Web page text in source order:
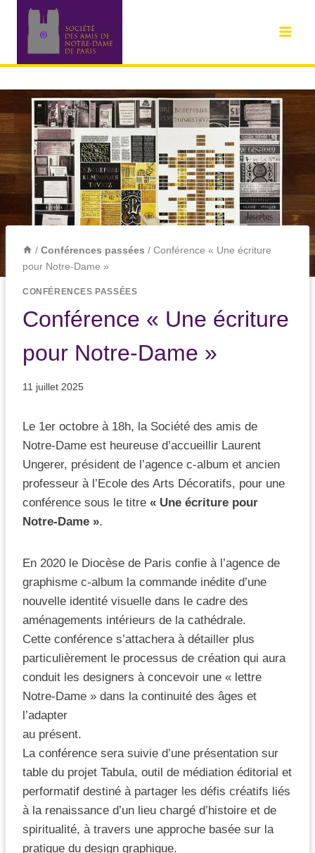
/ Conférences passées / Conférence « Une écriture
pour Notre-Dame »
CONFÉRENCES PASSÉES
Conférence « Une écriture
pour Notre-Dame »
11 juillet 2025
Le 1er octobre à 18h, la Société des amis de
Notre-Dame est heureuse d’accueillir Laurent
Ungerer, président de l’agence c-album et ancien
professeur à l’Ecole des Arts Décoratifs, pour une
conférence sous le titre « Une écriture pour
Notre-Dame ».
En 2020 le Diocèse de Paris confie à l’agence de
graphisme c-album la commande inédite d’une
nouvelle identité visuelle dans le cadre des
aménagements intérieurs de la cathédrale.
Cette conférence s’attachera à détailler plus
particulièrement le processus de création qui aura
conduit les designers à concevoir une « lettre
Notre-Dame » dans la continuité des âges et
l’adapter
au présent.
La conférence sera suivie d’une présentation sur
table du projet Tabula, outil de médiation éditorial et
performatif destiné à partager les défis créatifs liés
à la renaissance d’un lieu chargé d’histoire et de
spiritualité, à travers une approche basée sur la
pratique du design graphique.